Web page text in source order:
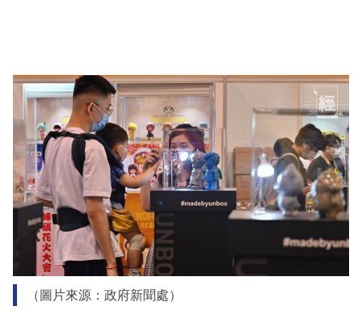
（圖片來源：政府新聞處）